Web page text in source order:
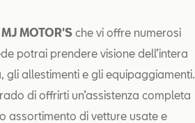
MJ MOTOR'S che vi offre numerosi
potrai prendere visione dell’intera
gli allestimenti e gli equipaggiamenti.
di offrirti un’assistenza completa
assortimento di vetture usate e